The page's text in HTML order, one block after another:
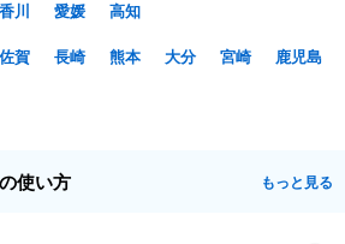
香川 愛媛
高知
佐賀 長崎 熊本 大分 宮崎
鹿児島
使い方 もっと見る